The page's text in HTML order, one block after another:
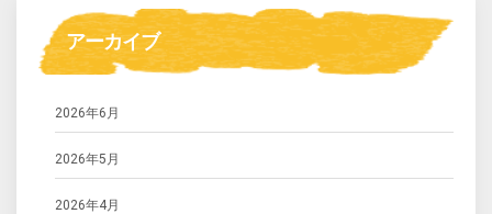
アーカイブ
2026年6月
2026年5月
2026年4月